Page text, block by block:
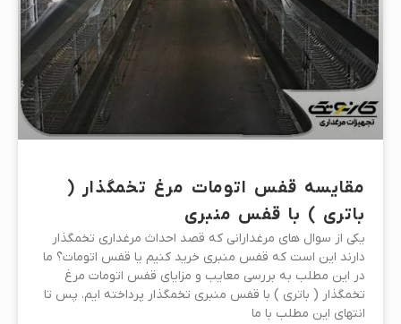
مقایسه قفس اتومات مرغ تخمگذار (
باتری ) با قفس منبری
یکی از سوال های مرغدارانی که قصد احداث مرغداری تخمگذار
دارند این است که قفس منبری خرید کنیم یا قفس اتومات؟ ما
در این مطلب به بررسی معایب و مزایای قفس اتومات مرغ
تخمگذار ( باتری ) با قفس منبری تخمگذار پرداخته ایم. پس تا
انتهای این مطلب با ما